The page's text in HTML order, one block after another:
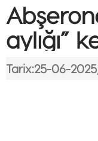
aylığı”
Tarix:25-06-